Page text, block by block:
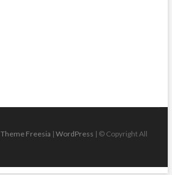
Theme Freesia | WordPress | © Copyright All